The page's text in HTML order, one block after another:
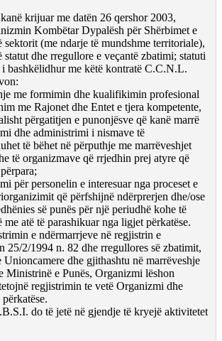
krijuar me datën 26 qershor 2003,
Kombëtar Dypalësh për Shërbimet e
sektorit (me ndarje të mundshme territoriale),
dhe rregullore e veçantë zbatimi; statuti
bashkëlidhur me këtë kontratë C.C.N.L.
me formimin dhe kualifikimin profesional
me Rajonet dhe Entet e tjera kompetente,
përgatitjen e punonjësve që kanë marrë
dhe administrimi i nismave të
të bëhet në përputhje me marrëveshjet
të organizmave që rrjedhin prej atyre që
për personelin e interesuar nga proceset e
që përfshijnë ndërprerjen dhe/ose
së punës për një periudhë kohe të
me atë të parashikuar nga ligjet përkatëse.
e ndërmarrjeve në regjistrin e
25/2/1994 n. 82 dhe rregullores së zbatimit,
Unioncamere dhe gjithashtu në marrëveshje
Ministrinë e Punës, Organizmi lëshon
regjistrimin te vetë Organizmi dhe
do të jetë në gjendje të kryejë aktivitetet